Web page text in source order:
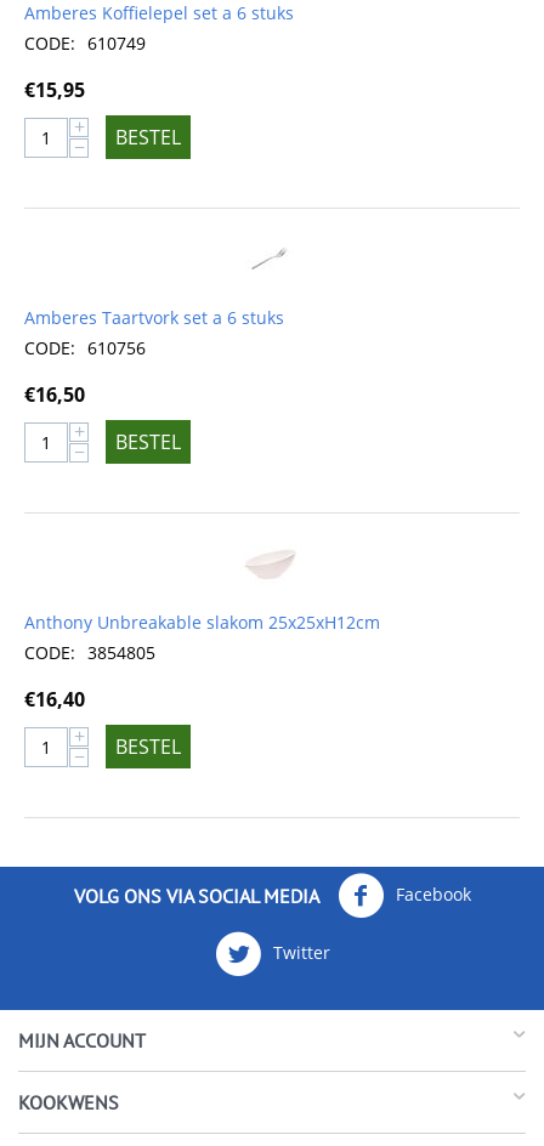
Amberes Koffielepel set a 6 stuks
CODE: 610749
€15,95
+
− BESTEL
Amberes Taartvork set a 6 stuks
CODE: 610756
€16,50
+
− BESTEL
Anthony Unbreakable slakom 25x25xH12cm
CODE: 3854805
€16,40
+
− BESTEL
VOLG ONS VIA SOCIAL MEDIA Facebook
Twitter
MIJN ACCOUNT
KOOKWENS